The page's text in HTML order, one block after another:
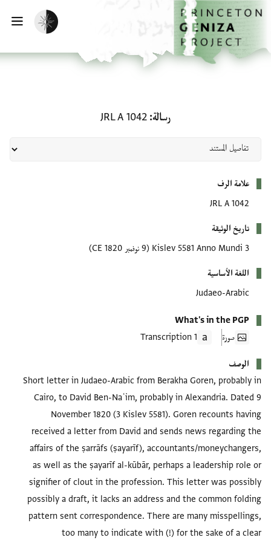
إلى المحتوى الرئيسي
الرئيسية
تفعيل الوضع المظلم
رسالة JRL A 1042
علامة الرف
JRL A 1042
تاريخ الوثيقة
3 Kislev 5581 Anno Mundi
(9 نوفمبر 1820 CE)
اللغة الأساسية
Judaeo-Arabic
What's in the PGP
صورة
1 Transcription
الوصف
Short letter in Judaeo-Arabic from Berakha Goren, probably in
Cairo, to David Ben-Naʿim, probably in Alexandria. Dated 9
November 1820 (3 Kislev 5581). Goren recounts having
received a letter from David and sends news regarding the
affairs of the ṣarrāfs (ṣayarīf), accountants/moneychangers,
as well as the ṣayarīf al-kūbār, perhaps a leadership role or
signifier of clout in the profession. This letter was possibly
possibly a draft, it lacks an address and the common folding
pattern sent correspondence. There are many misspellings,
too many to indicate with (!) for the sake of a clear